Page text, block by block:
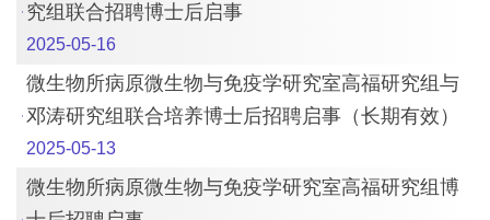
究组联合招聘博士后启事
2025-05-16
微生物所病原微生物与免疫学研究室高福研究组与
邓涛研究组联合培养博士后招聘启事（长期有效）
2025-05-13
微生物所病原微生物与免疫学研究室高福研究组博